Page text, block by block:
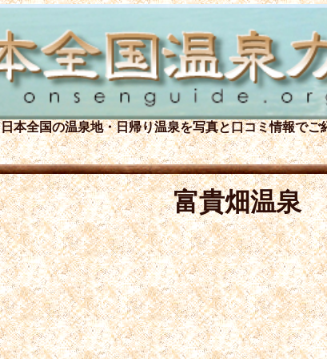
日本全国の温泉地・日帰り温泉を写真と口コミ情報でご
富貴畑温泉